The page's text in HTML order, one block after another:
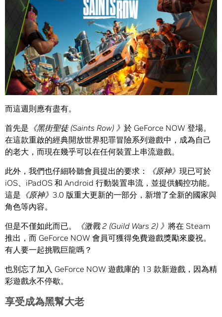
有時本週 GFN 揭曉全新或獨一無二的功能。有些時候則推出
酷炫獎勵。以及每週都會為會員提供全新遊戲。
而這週則應有盡有。
首先是 《黑街聖徒(Saints Row) 》 於 GeForce NOW 登場。
在這款重啟的經典開放世界犯罪冒險系列遊戲中，成為自己
的老大，而現在幾乎可以在任何裝置上串流遊戲。
此外，我們也仔細聆聽會員提出的要求：
《原神》 現已可於
iOS、iPadOS 和 Android 行動裝置串流，並提供觸控功能。
這是 《原神》 3.0 版重大更新的一部分，新增了全新的國家與
角色等內容。
但是不僅如此而已。
《激戰2 (Guild Wars 2) 》 將在 Steam
推出，而 GeForce NOW 會員可獲得免費遊戲獎勵來慶祝。
有人要一起挑戰巨龍嗎？
也別忘了加入 GeForce NOW 遊戲庫的 13 款新遊戲，因為精
彩遊戲永不停歇。
享受成為黑幫大老